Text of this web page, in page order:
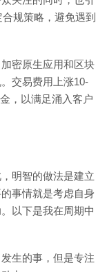
规策略，避免遇到
密原生应用和区块
交易费用上涨10-
，以满足涌入客户
明智的做法是建立
事情就是考虑自身
以下是我在周期中
生的事，但是专注